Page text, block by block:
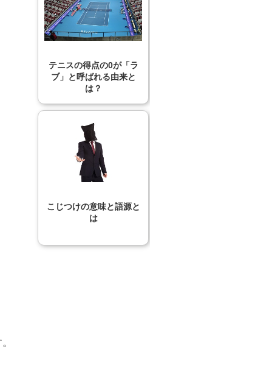
テニスの得点の0が「ラ
ブ」と呼ばれる由来と
は？
こじつけの意味と語源と
は